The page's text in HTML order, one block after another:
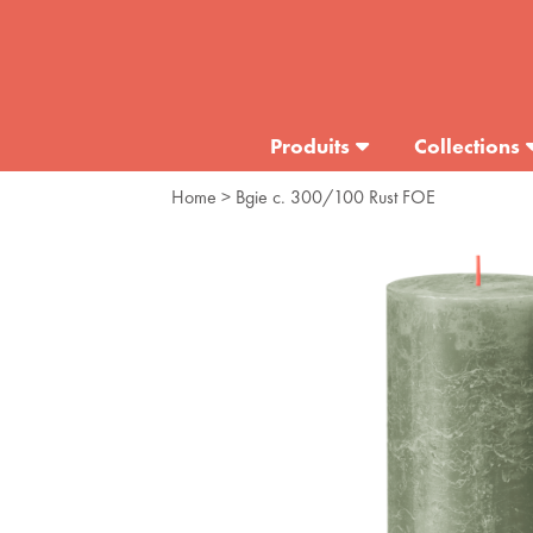
Produits Collections
Home > Bgie c. 300/100 Rust FOE